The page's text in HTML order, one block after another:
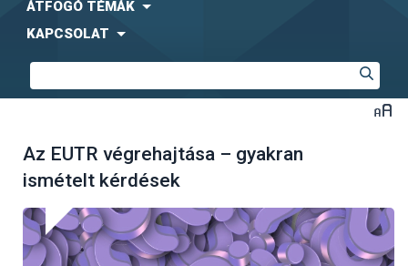
ÁTFOGÓ TÉMÁK
KAPCSOLAT
Az EUTR végrehajtása – gyakran
ismételt kérdések